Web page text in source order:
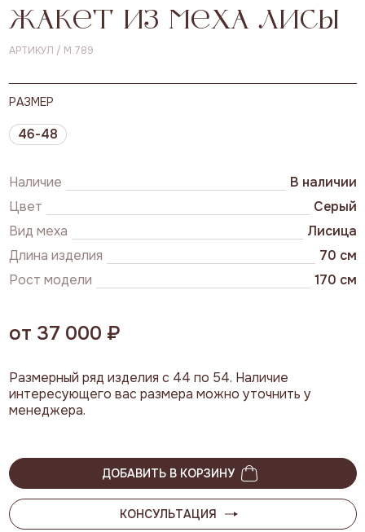
жакет из меха лисы
АРТИКУЛ / М.789
РАЗМЕР
46-48
Наличие
В наличии
Цвет
Серый
Вид меха
Лисица
Длина изделия
70 см
Рост модели
170 см
от 37 000 ₽
Размерный ряд изделия с 44 по 54. Наличие
интересующего вас размера можно уточнить у
менеджера.
ДОБАВИТЬ В КОРЗИНУ
КОНСУЛЬТАЦИЯ